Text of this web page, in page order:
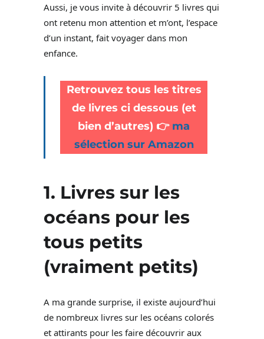
Aussi, je vous invite à découvrir 5 livres qui
ont retenu mon attention et m’ont, l’espace
d’un instant, fait voyager dans mon
enfance.
Retrouvez tous les titres
de livres ci dessous (et
bien d’autres) 👉 ma
sélection sur Amazon
1. Livres sur les
océans pour les
tous petits
(vraiment petits)
A ma grande surprise, il existe aujourd’hui
de nombreux livres sur les océans colorés
et attirants pour les faire découvrir aux